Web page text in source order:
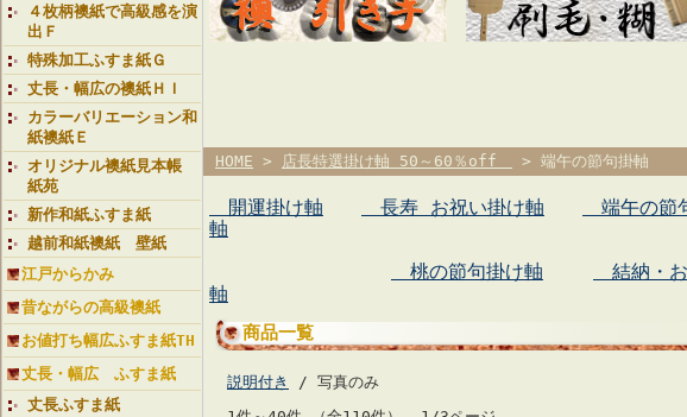
４枚柄襖紙で高級感を演
出Ｆ
特殊加工ふすま紙Ｇ
丈長・幅広の襖紙ＨＩ
カラーバリエーション和
紙襖紙Ｅ
オリジナル襖紙見本帳
紙苑
新作和紙ふすま紙
越前和紙襖紙 壁紙
江戸からかみ
昔ながらの高級襖紙
お値打ち幅広ふすま紙TH
丈長・幅広 ふすま紙
丈長ふすま紙
HOME > 店長特選掛け軸 50～60％off > 端午の節句掛軸
開運掛け軸 長寿 お祝い掛け軸 端午の節
軸
桃の節句掛け軸
結納・
軸
商品一覧
説明付き
/ 写真のみ